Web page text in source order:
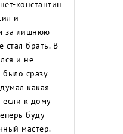
константин
и
за лишнюю
стал брать. В
и не
сразу
какая
если к дому
буду
мастер.